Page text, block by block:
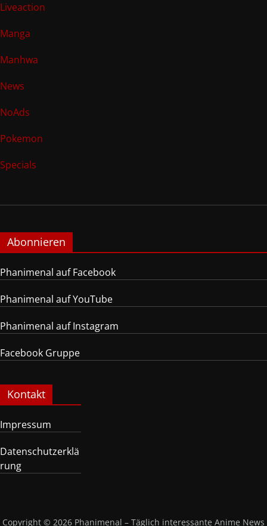
Liveaction
Manga
Manhwa
News
NoAds
Pokemon
Specials
Abonnieren
Phanimenal auf Facebook
Phanimenal auf YouTube
Phanimenal auf Instagram
Facebook Gruppe
Kontakt
Impressum
Datenschutzerklä
rung
Copyright © 2026 Phanimenal – Täglich interessante Anime News